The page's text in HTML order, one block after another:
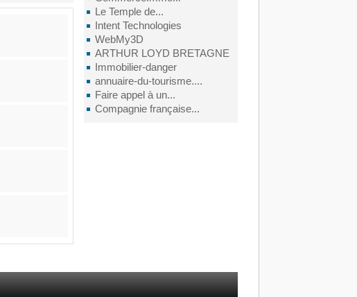
Le Temple de...
Intent Technologies
WebMy3D
ARTHUR LOYD BRETAGNE
Immobilier-danger
annuaire-du-tourisme....
Faire appel à un...
Compagnie française...